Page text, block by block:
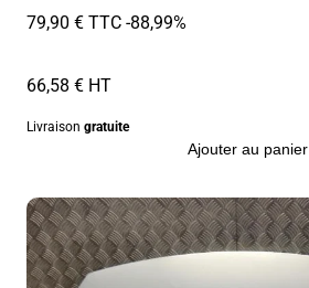
79,90 € TTC-88,99%
66,58 € HT
Livraison gratuite
Ajouter au panier